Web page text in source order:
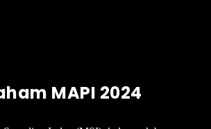
MAPI 2024